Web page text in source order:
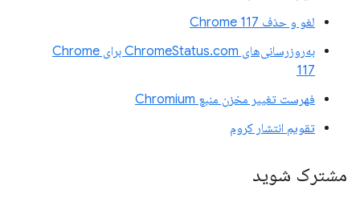
لغو و حذف Chrome 117
به‌روزرسانی‌های ChromeStatus.com برای Chrome
117
فهرست تغییر مخزن منبع Chromium
تقویم انتشار کروم
مشترک شوید